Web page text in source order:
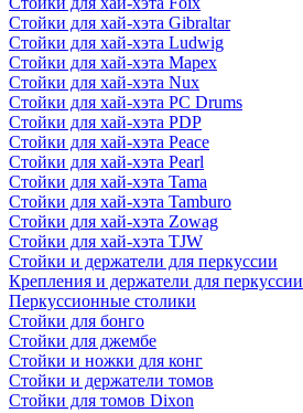
Стойки для хай-хэта Gibraltar
Стойки для хай-хэта Ludwig
Стойки для хай-хэта Mapex
Стойки для хай-хэта Nux
Стойки для хай-хэта PC Drums
Стойки для хай-хэта PDP
Стойки для хай-хэта Peace
Стойки для хай-хэта Pearl
Стойки для хай-хэта Tama
Стойки для хай-хэта Tamburo
Стойки для хай-хэта Zowag
Стойки для хай-хэта TJW
Стойки и держатели для перкуссии
Крепления и держатели для перкуссии
Перкуссионные столики
Стойки для бонго
Стойки для джембе
Стойки и ножки для конг
Стойки и держатели томов
Стойки для томов Dixon